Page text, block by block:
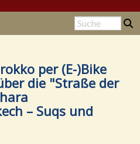
per (E-)Bike
die "Straße der
– Suqs und